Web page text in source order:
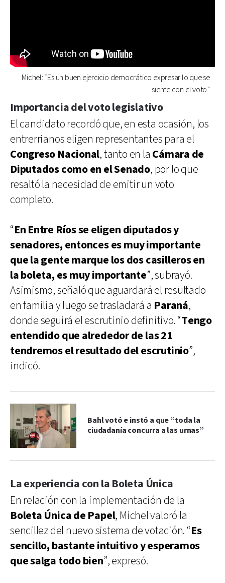
Michel: “Es un buen ejercicio democrático expresar lo que se
siente con el voto”
Importancia del voto legislativo
El candidato recordó que, en esta ocasión, los
entrerrianos eligen representantes para el
Congreso Nacional, tanto en la Cámara de
Diputados como en el Senado, por lo que
resaltó la necesidad de emitir un voto
completo.
“En Entre Ríos se eligen diputados y
senadores, entonces es muy importante
que la gente marque los dos casilleros en
la boleta, es muy importante”, subrayó.
Asimismo, señaló que aguardará el resultado
en familia y luego se trasladará a Paraná,
donde seguirá el escrutinio definitivo. “Tengo
entendido que alrededor de las 21
tendremos el resultado del escrutinio”,
indicó.
Bahl votó e instó a que “toda la
ciudadanía concurra a las urnas”
La experiencia con la Boleta Única
En relación con la implementación de la
Boleta Única de Papel, Michel valoró la
sencillez del nuevo sistema de votación. “Es
sencillo, bastante intuitivo y esperamos
que salga todo bien”, expresó.